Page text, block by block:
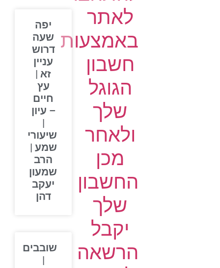
לאתר
באמצעות
חשבון
הגוגל
שלך
ולאחר
מכן
החשבון
שלך
יקבל
הרשאה
יפה
שעה
דרוש
עניין
זא |
עץ
חיים
– עיון
שיעורי
שמע |
הרב
שמעון
יעקב
דהן
שובבים